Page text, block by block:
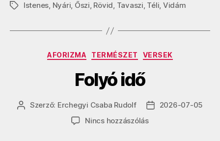
CímkékIstenes, Nyári, Őszi, Rövid, Tavaszi, Téli, Vidám
Kategóriák
AFORIZMA TERMÉSZET VERSEK
Folyó idő
Bejegyzés
Szerző: Erchegyi Csaba Rudolf
Bejegyzés
2026-07-05
Nincs hozzászólása(z)